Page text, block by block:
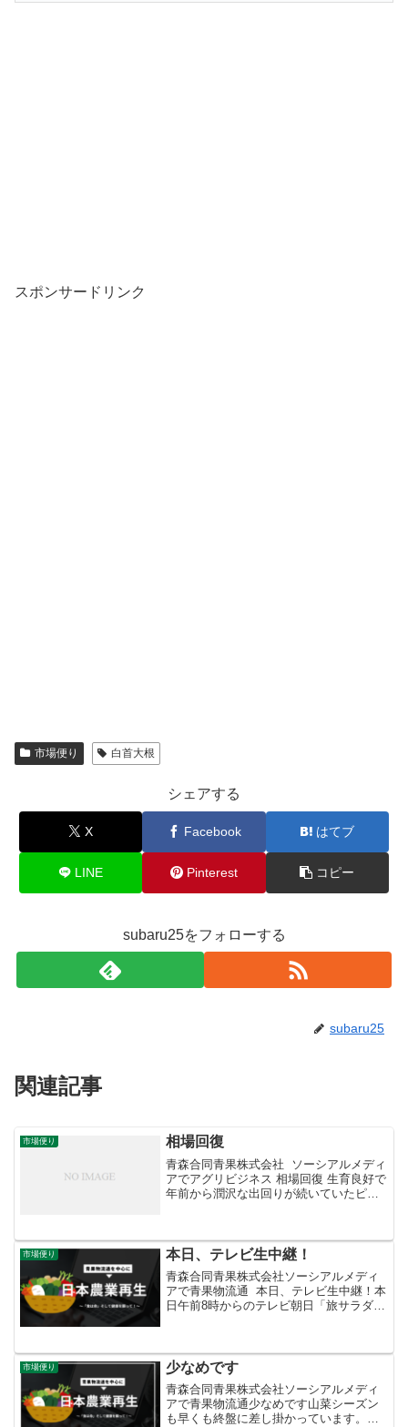
スポンサードリンク
市場便り 白首大根
シェアする
X Facebook はてブ
LINE Pinterest コピー
subaru25をフォローする
subaru25
関連記事
市場便り 相場回復
青森合同青果株式会社 ソーシアルメディ
アでアグリビジネス 相場回復 生育良好で
年前から潤沢な出回りが続いていたピー
伸。ようやく平年並...
市場便り 本日、テレビ生中継！
青森合同青果株式会社ソーシアルメディ
アで青果物流通 本日、テレビ生中継！本
日午前8時からのテレビ朝日「旅サラダ」
登場。お見逃し...
市場便り 少なめです
青森合同青果株式会社ソーシアルメディ
アで青果物流通少なめです山菜シーズン
も早くも終盤に差し掛かっています。入